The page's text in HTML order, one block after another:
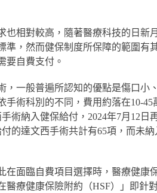
相對較高，隨著醫療科技的日新月
準，然而健保制度所保障的範圍有
要自費支付。
一般普遍所認知的優點是傷口小、
術科別的不同，費用約落在10-45
術納入健保給付，2024年7月12日
的達文西手術共計有65項，而未納
在面臨自費項目選擇時，醫療健康
醫療健康保險附約（HSF）」即針